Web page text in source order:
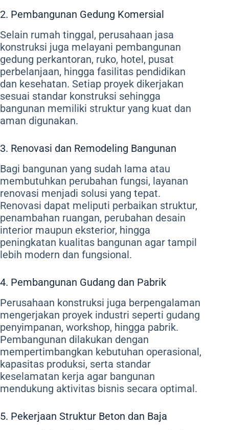
2. Pembangunan Gedung Komersial
Selain rumah tinggal, perusahaan jasa
konstruksi juga melayani pembangunan
gedung perkantoran, ruko, hotel, pusat
perbelanjaan, hingga fasilitas pendidikan
dan kesehatan. Setiap proyek dikerjakan
sesuai standar konstruksi sehingga
bangunan memiliki struktur yang kuat dan
aman digunakan.
3. Renovasi dan Remodeling Bangunan
Bagi bangunan yang sudah lama atau
membutuhkan perubahan fungsi, layanan
renovasi menjadi solusi yang tepat.
Renovasi dapat meliputi perbaikan struktur,
penambahan ruangan, perubahan desain
interior maupun eksterior, hingga
peningkatan kualitas bangunan agar tampil
lebih modern dan fungsional.
4. Pembangunan Gudang dan Pabrik
Perusahaan konstruksi juga berpengalaman
mengerjakan proyek industri seperti gudang
penyimpanan, workshop, hingga pabrik.
Pembangunan dilakukan dengan
mempertimbangkan kebutuhan operasional,
kapasitas produksi, serta standar
keselamatan kerja agar bangunan
mendukung aktivitas bisnis secara optimal.
5. Pekerjaan Struktur Beton dan Baja